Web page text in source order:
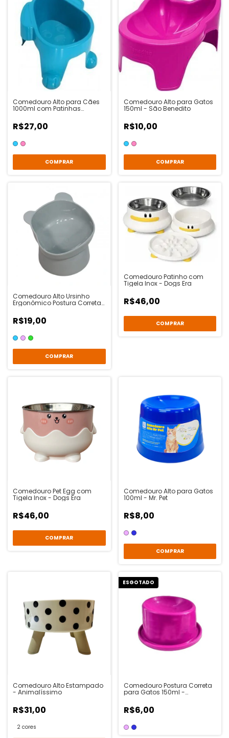
Comedouro Alto para Cães
1000ml com Patinhas
R$27,00
COMPRAR
Comedouro Alto para Gatos
150ml - São Benedito
R$10,00
COMPRAR
Comedouro Alto Ursinho
Ergonômico Postura Correta
R$19,00
COMPRAR
Comedouro Patinho com
Tigela Inox - Dogs Era
R$46,00
Comedouro Pet Egg com
Tigela Inox - Dogs Era
R$46,00
Comedouro Alto para Gatos
100ml - Mr. Pet
R$8,00
COMPRAR
Comedouro Alto Estampado
- Animalíssimo
R$31,00
2 cores
ESGOTADO
Comedouro Postura Correta
para Gatos 150ml -
R$6,00